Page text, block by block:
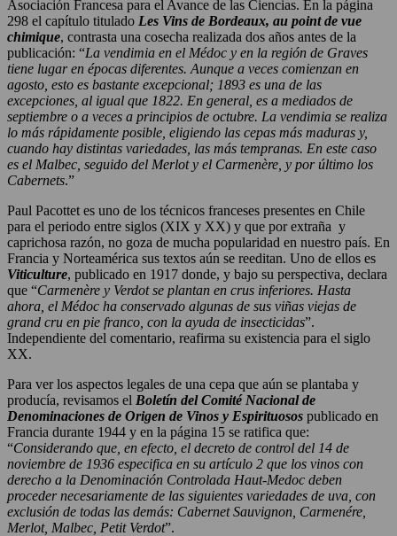
Asociación Francesa para el Avance de las Ciencias. En la página
298 el capítulo titulado Les Vins de Bordeaux, au point de vue
chimique, contrasta una cosecha realizada dos años antes de la
publicación: “La vendimia en el Médoc y en la región de Graves
tiene lugar en épocas diferentes. Aunque a veces comienzan en
agosto, esto es bastante excepcional; 1893 es una de las
excepciones, al igual que 1822. En general, es a mediados de
septiembre o a veces a principios de octubre. La vendimia se realiza
lo más rápidamente posible, eligiendo las cepas más maduras y,
cuando hay distintas variedades, las más tempranas. En este caso
es el Malbec, seguido del Merlot y el Carmenère, y por último los
Cabernets.”
Paul Pacottet es uno de los técnicos franceses presentes en Chile
para el periodo entre siglos (XIX y XX) y que por extraña y
caprichosa razón, no goza de mucha popularidad en nuestro país. En
Francia y Norteamérica sus textos aún se reeditan. Uno de ellos es
Viticulture, publicado en 1917 donde, y bajo su perspectiva, declara
que “Carmenère y Verdot se plantan en crus inferiores. Hasta
ahora, el Médoc ha conservado algunas de sus viñas viejas de
grand cru en pie franco, con la ayuda de insecticidas”.
Independiente del comentario, reafirma su existencia para el siglo
XX.
Para ver los aspectos legales de una cepa que aún se plantaba y
producía, revisamos el Boletín del Comité Nacional de
Denominaciones de Origen de Vinos y Espirituosos publicado en
Francia durante 1944 y en la página 15 se ratifica que:
“Considerando que, en efecto, el decreto de control del 14 de
noviembre de 1936 especifica en su artículo 2 que los vinos con
derecho a la Denominación Controlada Haut-Medoc deben
proceder necesariamente de las siguientes variedades de uva, con
exclusión de todas las demás: Cabernet Sauvignon, Carmenére,
Merlot, Malbec, Petit Verdot”.